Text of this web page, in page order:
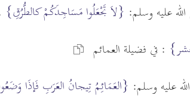
عليه وسلم: {لاَ تَجْعَلُوا مَسَاجِدَكُمْ كالطُّرُقِ}
: في فضيلة العمائم
عليه وسلم: {العَمَائِمُ تِيجانُ العَرَبِ فَإذَا